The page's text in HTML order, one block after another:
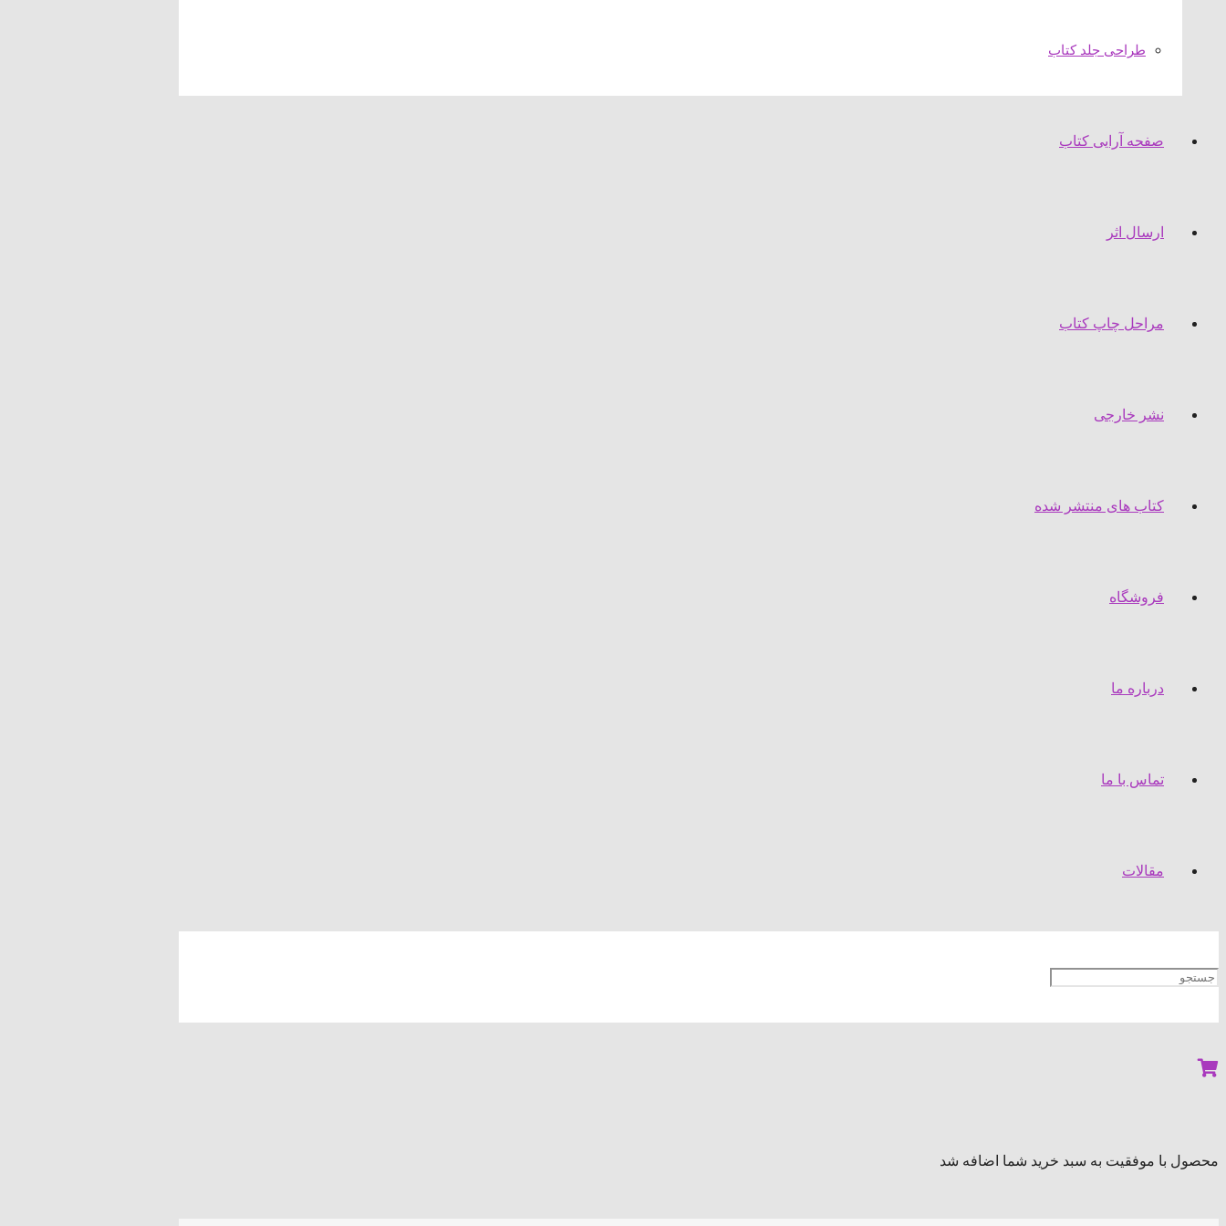
طراحی جلد کتاب
صفحه آرایی کتاب
ارسال اثر
مراحل چاپ کتاب
نشر خارجی
کتاب های منتشر شده
فروشگاه
درباره ما
تماس با ما
مقالات
محصول با موفقیت به سبد خرید شما اضافه شد